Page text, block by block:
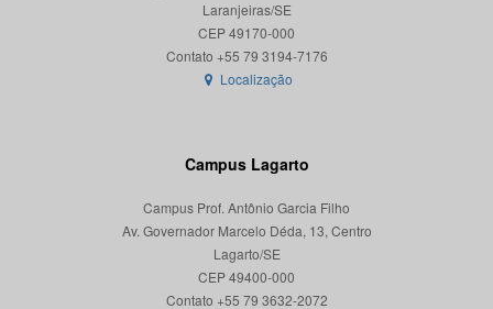
Laranjeiras/SE
CEP 49170-000
Localização
Campus Lagarto
Campus Prof. Antônio Garcia Filho
Av. Governador Marcelo Déda, 13, Centro
Lagarto/SE
CEP 49400-000